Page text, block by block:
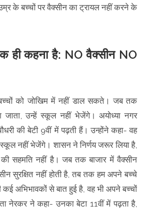
के बच्चों पर वैक्सीन का ट्रायल नहीं करने के
ही कहना है: NO वैक्सीन NO
को जोखिम में नहीं डाल सकते। जब तक
जाता, उन्हें स्कूल नहीं भेजेंगे। अयोध्या नगर
की बेटी 9वीं में पढ़ती हैं। उन्होंने कहा- वह
नहीं भेजेंगे। शासन ने निर्णय जरूर लिया है,
सहमति नहीं है। जब तक बाजार में वैक्सीन
सुरक्षित नहीं होती है, तब तक हम अपने बच्चे
अभिभावकों से बात हुई है, वह भी अपने बच्चों
नेरकर ने कहा- उनका बेटा 11वीं में पढ़ता है,